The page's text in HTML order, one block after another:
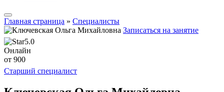
Главная страница » Специалисты
Записаться на занятие
5.0
Онлайн
от 900
Старший специалист